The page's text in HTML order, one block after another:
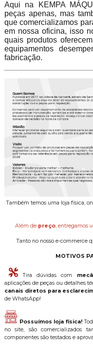
Aqui na KEMPA
peças apenas, mas
que comercializamos
em nossa oficina, isso
quais produtos
equipamentos
fabricação.
Também temos uma loja física,
Além de preço, entregamos
Tanto no nosso e-commerce
MOTIVOS
Tira dúvidas com
aplicações de peças ou detalhes
canais diretos para
de WhatsApp!
Possuímos loja física!
no site, são comercializados
componentes são testados e